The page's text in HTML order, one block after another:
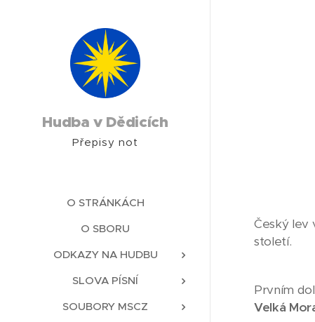
Hudba v Dědicích
Přepisy not
O STRÁNKÁCH
O SBORU
ODKAZY NA HUDBU
SLOVA PÍSNÍ
SOUBORY MSCZ
Český lev
století.
Prvním
Velká